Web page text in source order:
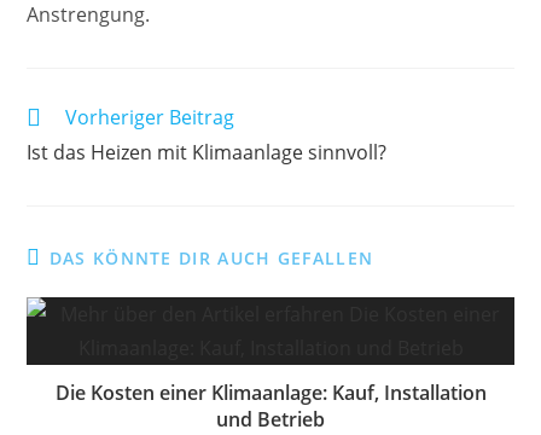
Anstrengung.
Weitere
Artikel
ansehen
Vorheriger Beitrag
Ist das Heizen mit Klimaanlage sinnvoll?
DAS KÖNNTE DIR AUCH GEFALLEN
Die Kosten einer Klimaanlage: Kauf, Installation
und Betrieb